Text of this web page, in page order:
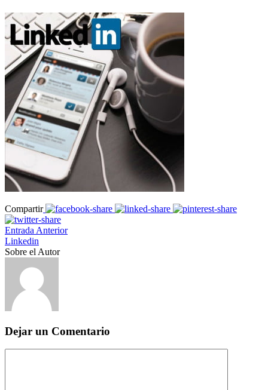
Compartir
Entrada Anterior
Linkedin
Sobre el Autor
Dejar un Comentario